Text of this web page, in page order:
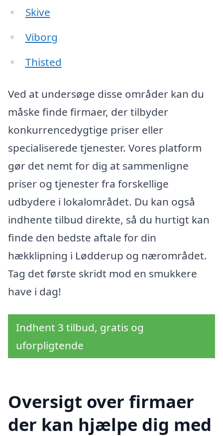
Skive
Viborg
Thisted
Ved at undersøge disse områder kan du
måske finde firmaer, der tilbyder
konkurrencedygtige priser eller
specialiserede tjenester. Vores platform
gør det nemt for dig at sammenligne
priser og tjenester fra forskellige
udbydere i lokalområdet. Du kan også
indhente tilbud direkte, så du hurtigt kan
finde den bedste aftale for din
hækklipning i Lødderup og nærområdet.
Tag det første skridt mod en smukkere
have i dag!
Indhent 3 tilbud, gratis og
uforpligtende
Oversigt over firmaer
der kan hjælpe dig med